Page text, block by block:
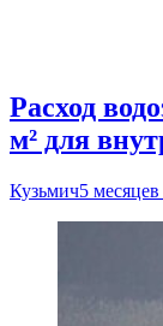
Расход
м² для
Кузьмич5 месяцев